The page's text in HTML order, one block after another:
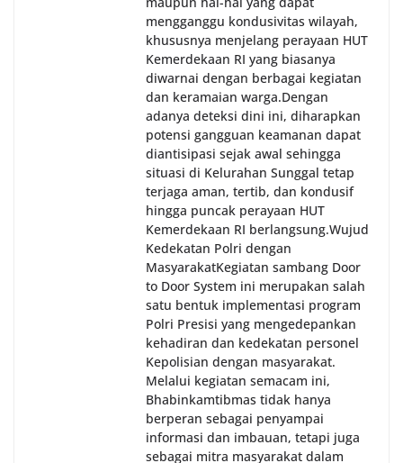
mengganggu kondusivitas wilayah,
khususnya menjelang perayaan HUT
Kemerdekaan RI yang biasanya
diwarnai dengan berbagai kegiatan
dan keramaian warga.‎‎Dengan
adanya deteksi dini ini, diharapkan
potensi gangguan keamanan dapat
diantisipasi sejak awal sehingga
situasi di Kelurahan Sunggal tetap
terjaga aman, tertib, dan kondusif
hingga puncak perayaan HUT
Kemerdekaan RI berlangsung.‎‎Wujud
Kedekatan Polri dengan
Masyarakat‎Kegiatan sambang Door
to Door System ini merupakan salah
satu bentuk implementasi program
Polri Presisi yang mengedepankan
kehadiran dan kedekatan personel
Kepolisian dengan masyarakat.
Melalui kegiatan semacam ini,
Bhabinkamtibmas tidak hanya
berperan sebagai penyampai
informasi dan imbauan, tetapi juga
sebagai mitra masyarakat dalam